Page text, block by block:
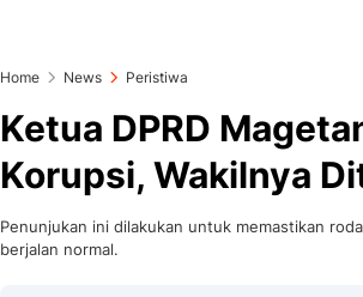
Home News Peristiwa
Ketua DPRD
Korupsi, Wakilnya
Penunjukan ini dilakukan untuk memastikan
berjalan normal.